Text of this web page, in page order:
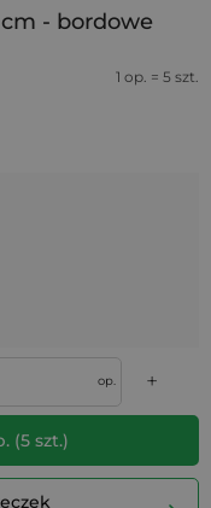
cm - bordowe
1 op. = 5 szt.
op. +
(5szt.)